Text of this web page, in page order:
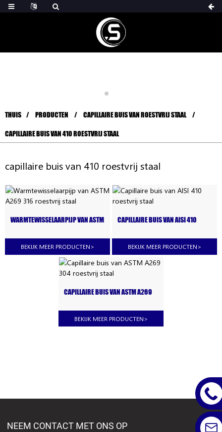
THUIS PRODUCTEN CAPILLAIRE BUIS VAN ROESTVRIJ STAAL
CAPILLAIRE BUIS VAN 410 ROESTVRIJ STAAL
capillaire buis van 410 roestvrij staal
WARMTEWISSELAARPIJP VAN ASTM
BEKIJK MEER PRODUCTEN>
CAPILLAIRE BUIS VAN AISI 410
BEKIJK MEER PRODUCTEN>
CAPILLAIRE BUIS VAN ASTM A269
BEKIJK MEER PRODUCTEN>
NEEM CONTACT MET ONS OP